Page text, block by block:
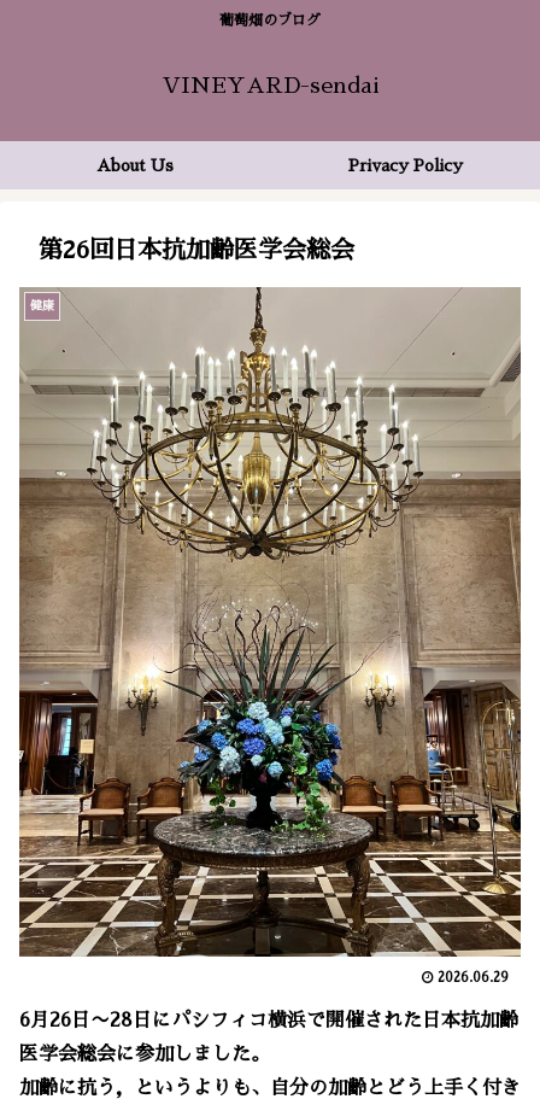
葡萄畑のブログ
VINEYARD-sendai
About Us Privacy Policy
第26回日本抗加齢医学会総会
健康
2026.06.29
6月26日〜28日にパシフィコ横浜で開催された日本抗加齢
医学会総会に参加しました。
加齢に抗う，というよりも、自分の加齢とどう上手く付き